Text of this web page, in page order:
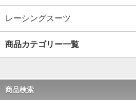
レーシングスーツ
商品カテゴリー一覧
商品検索